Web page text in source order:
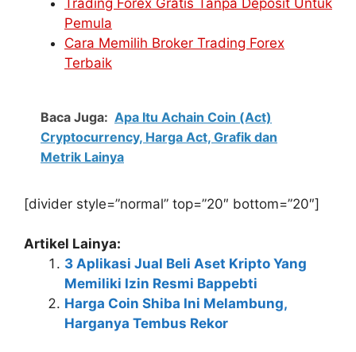
Trading Forex Gratis Tanpa Deposit Untuk
Pemula
Cara Memilih Broker Trading Forex
Terbaik
Baca Juga: Apa Itu Achain Coin (Act)
Cryptocurrency, Harga Act, Grafik dan
Metrik Lainya
[divider style=”normal” top=”20″ bottom=”20″]
Artikel Lainya:
3 Aplikasi Jual Beli Aset Kripto Yang
Memiliki Izin Resmi Bappebti
Harga Coin Shiba Ini Melambung,
Harganya Tembus Rekor